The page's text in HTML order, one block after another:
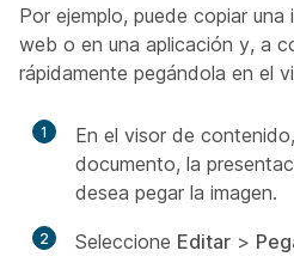
Por ejemplo, puede copiar una
web o en una aplicación y, a
rápidamente pegándola en el
1
En el visor de
documento, la
desea pegar la imagen.
2 Seleccione Editar >